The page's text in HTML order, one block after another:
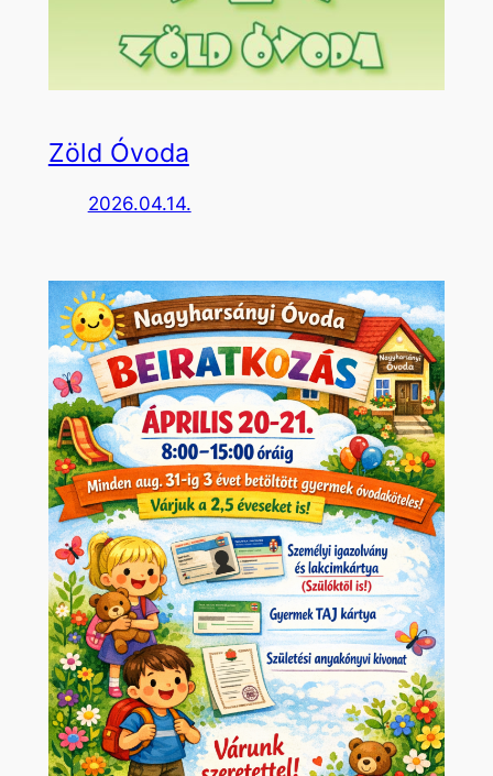
Zöld Óvoda
2026.04.14.